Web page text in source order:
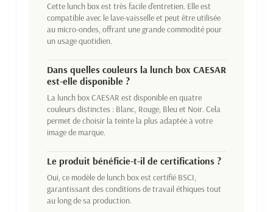
Cette lunch box est très facile d'entretien. Elle est
compatible avec le lave-vaisselle et peut être utilisée
au micro-ondes, offrant une grande commodité pour
un usage quotidien.
Dans quelles couleurs la lunch box CAESAR
est-elle disponible ?
La lunch box CAESAR est disponible en quatre
couleurs distinctes : Blanc, Rouge, Bleu et Noir. Cela
permet de choisir la teinte la plus adaptée à votre
image de marque.
Le produit bénéficie-t-il de certifications ?
Oui, ce modèle de lunch box est certifié BSCI,
garantissant des conditions de travail éthiques tout
au long de sa production.